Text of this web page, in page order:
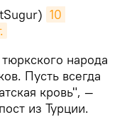
10
народа
Пусть всегда
кровь", —
из Турции.